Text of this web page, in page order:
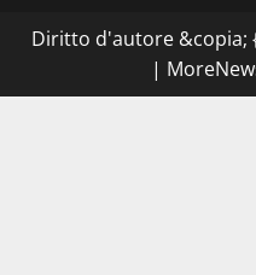
Diritto d'autore
|